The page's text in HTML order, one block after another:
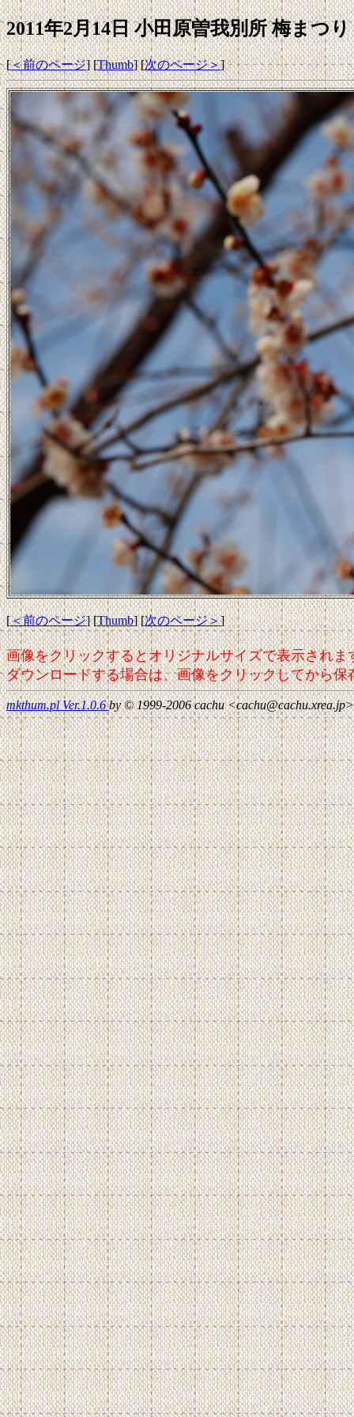
2011年2月14日 小田原曽我別所 梅まつ
[＜前のページ] [Thumb] [次のページ＞]
[＜前のページ] [Thumb] [次のページ＞]
画像をクリックするとオリジナルサイズで表示されま
ダウンロードする場合は、画像をクリックしてから保
mkthum.pl Ver.1.0.6by © 1999-2006 cachu <cachu@cachu.xrea.jp>